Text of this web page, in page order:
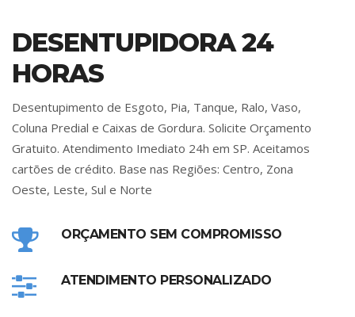
DESENTUPIDORA 24
HORAS
Desentupimento de Esgoto, Pia, Tanque, Ralo, Vaso,
Coluna Predial e Caixas de Gordura. Solicite Orçamento
Gratuito. Atendimento Imediato 24h em SP. Aceitamos
cartões de crédito. Base nas Regiões: Centro, Zona
Oeste, Leste, Sul e Norte
ORÇAMENTO SEM COMPROMISSO
ATENDIMENTO PERSONALIZADO